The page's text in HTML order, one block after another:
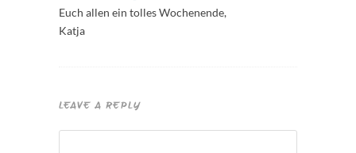
Euch allen ein tolles Wochenende,
Katja
LEAVE A REPLY